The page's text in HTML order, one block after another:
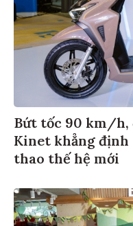
Bứt tốc 90 km/h,
Kinet khẳng định
thao thế hệ mới